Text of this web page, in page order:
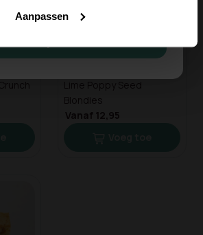
Aanpassen
Blondies
Vanaf 12,95